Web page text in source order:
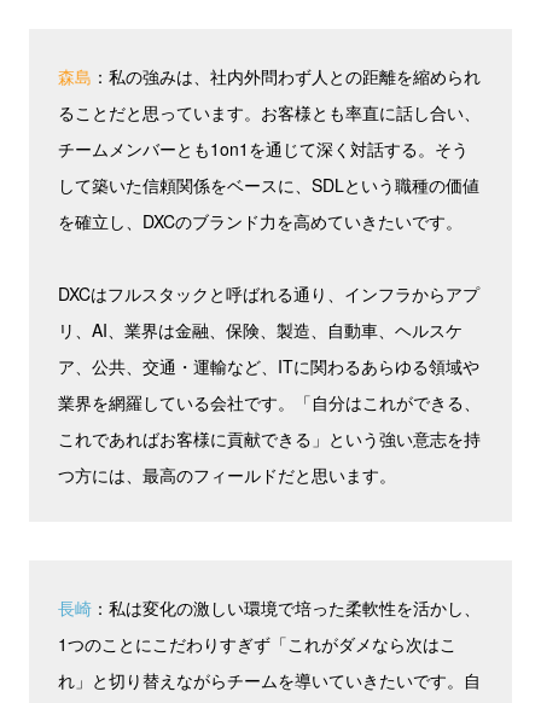
森島 ：私の強みは、社内外問わず人との距離を縮められ
ることだと思っています。お客様とも率直に話し合い、
チームメンバーとも1on1を通じて深く対話する。そう
して築いた信頼関係をベースに、SDLという職種の価値
を確立し、DXCのブランド力を高めていきたいです。
DXCはフルスタックと呼ばれる通り、インフラからアプ
リ、AI、業界は金融、保険、製造、自動車、ヘルスケ
ア、公共、交通・運輸など、ITに関わるあらゆる領域や
業界を網羅している会社です。「自分はこれができる、
これであればお客様に貢献できる」という強い意志を持
つ方には、最高のフィールドだと思います。
長崎 ：私は変化の激しい環境で培った柔軟性を活かし、
1つのことにこだわりすぎず「これがダメなら次はこ
れ」と切り替えながらチームを導いていきたいです。自